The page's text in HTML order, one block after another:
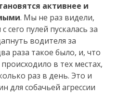
активнее и
. Мы не раз видели,
сего пулей пускалась за
водителя за
раза такое было, и, что
в тех местах,
раз в день. Это и
для собачьей агрессии